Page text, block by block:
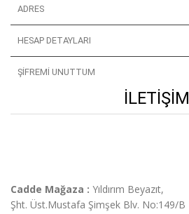
ADRES
HESAP DETAYLARI
ŞIFREMI UNUTTUM
İLETIŞIM
Cadde Mağaza : Yıldırım Beyazıt,
Şht. Üst.Mustafa Şimşek Blv. No:149/B